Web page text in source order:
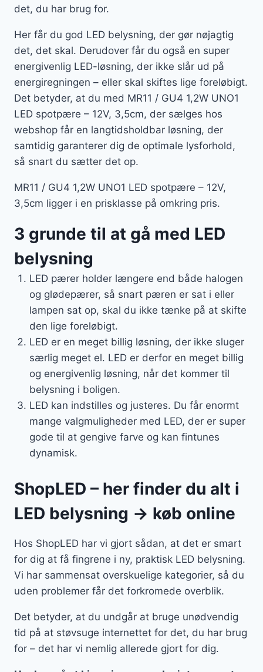
det, du har brug for.
Her får du god LED belysning, der gør nøjagtig
det, det skal. Derudover får du også en super
energivenlig LED-løsning, der ikke slår ud på
energiregningen – eller skal skiftes lige foreløbigt.
Det betyder, at du med MR11 / GU4 1,2W UNO1
LED spotpære – 12V, 3,5cm, der sælges hos
webshop får en langtidsholdbar løsning, der
samtidig garanterer dig de optimale lysforhold,
så snart du sætter det op.
MR11 / GU4 1,2W UNO1 LED spotpære – 12V,
3,5cm ligger i en prisklasse på omkring pris.
3 grunde til at gå med LED
belysning
LED pærer holder længere end både halogen
og glødepærer, så snart pæren er sat i eller
lampen sat op, skal du ikke tænke på at skifte
den lige foreløbigt.
LED er en meget billig løsning, der ikke sluger
særlig meget el. LED er derfor en meget billig
og energivenlig løsning, når det kommer til
belysning i boligen.
LED kan indstilles og justeres. Du får enormt
mange valgmuligheder med LED, der er super
gode til at gengive farve og kan fintunes
dynamisk.
ShopLED – her finder du alt i
LED belysning → køb online
Hos ShopLED har vi gjort sådan, at det er smart
for dig at få fingrene i ny, praktisk LED belysning.
Vi har sammensat overskuelige kategorier, så du
uden problemer får det forkromede overblik.
Det betyder, at du undgår at bruge unødvendig
tid på at støvsuge internettet for det, du har brug
for – det har vi nemlig allerede gjort for dig.